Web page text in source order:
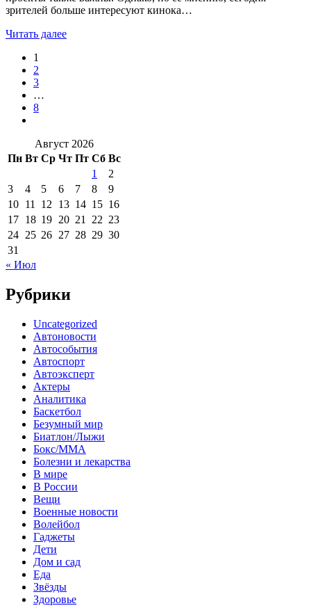
зрителей больше интересуют кинока…
Читать далее
1
2
3
…
8
Август 2026
Пн Вт Ср Чт Пт Сб Вс
1
2
3
4 5 6 7 8
9
10 11 12 13 14 15 16
17 18 19 20 21 22 23
24 25 26 27 28 29 30
31
« Июл
Рубрики
Uncategorized
Автоновости
Автособытия
Автоспорт
Автоэксперт
Актеры
Аналитика
Баскетбол
Безумный мир
Биатлон/Лыжи
Бокс/MMA
Болезни и лекарства
В мире
В России
Вещи
Военные новости
Волейбол
Гаджеты
Дети
Дом и сад
Еда
Звёзды
Здоровье